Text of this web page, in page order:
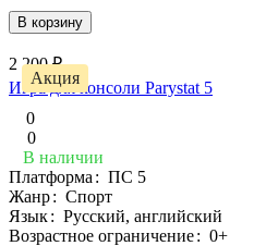
В корзину
Акция
2 200 ₽
Игра для консоли Parystat 5
0
0
В наличии
Платформа : ПС 5
Жанр: Спорт
Язык: Русский, английский
Возрастное ограничение: 0+